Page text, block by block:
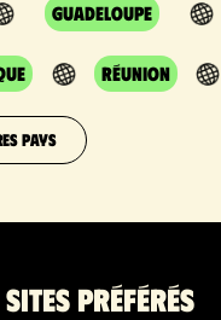
Guadeloupe
Réunion
PAYS
sites préférés